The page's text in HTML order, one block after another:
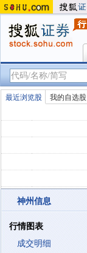
最近浏览股 我的自选股
神州信息
行情图表
成交明细